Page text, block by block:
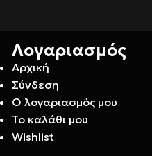
Λογαριασμός
Αρχική
Σύνδεση
Ο λογαριασμός μου
Το καλάθι μου
Wishlist